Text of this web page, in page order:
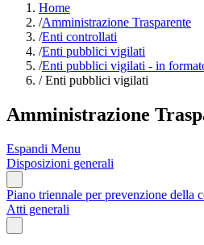
Home
/Amministrazione Trasparente
/Enti controllati
/Enti pubblici vigilati
/Enti pubblici vigilati - in
/Enti pubblici vigilati
Amministrazione
Espandi Menu
Disposizioni generali
Piano triennale per prevenzione della
Atti generali